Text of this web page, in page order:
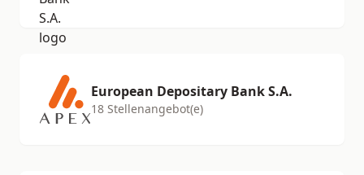
European Depositary Bank S.A.
18 Stellenangebot(e)